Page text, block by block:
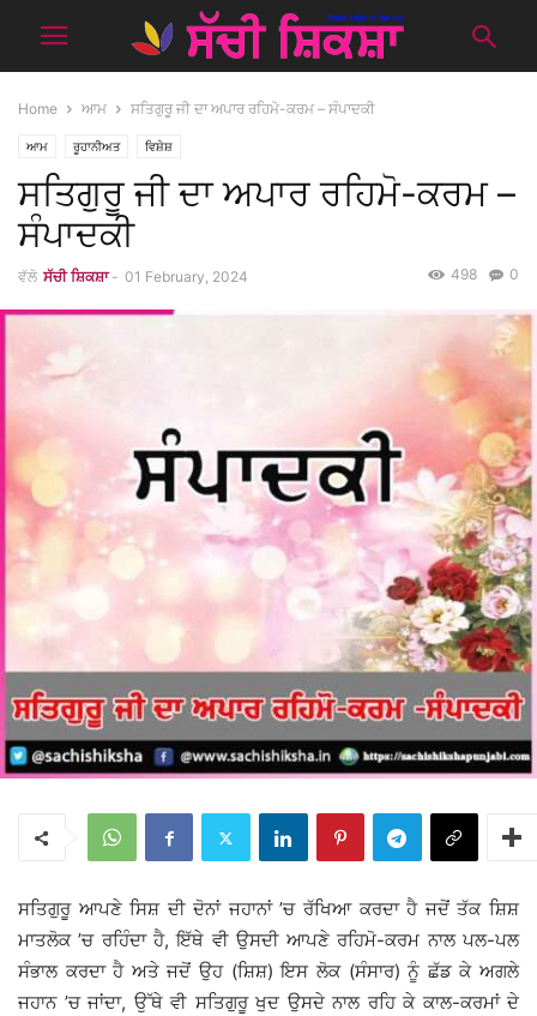
Home ਆਮ ਸਤਿਗੁਰੂ ਜੀ ਦਾ ਅਪਾਰ ਰਹਿਮੋ-ਕਰਮ – ਸੰਪਾਦਕੀ
ਆਮ ਰੂਹਾਨੀਅਤ ਵਿਸ਼ੇਸ਼
ਸਤਿਗੁਰੂ ਜੀ ਦਾ ਅਪਾਰ ਰਹਿਮੋ-ਕਰਮ –
ਸੰਪਾਦਕੀ
ਵੱਲੋ ਸੱਚੀ ਸ਼ਿਕਸ਼ਾ - 01 February, 2024 0
498
ਸਤਿਗੁਰੂ ਆਪਣੇ ਸਿਸ਼ ਦੀ ਦੋਨਾਂ ਜਹਾਨਾਂ ’ਚ ਰੱਖਿਆ ਕਰਦਾ ਹੈ ਜਦੋਂ ਤੱਕ ਸ਼ਿਸ਼
ਮਾਤਲੋਕ ’ਚ ਰਹਿੰਦਾ ਹੈ, ਇੱਥੇ ਵੀ ਉਸਦੀ ਆਪਣੇ ਰਹਿਮੋ-ਕਰਮ ਨਾਲ ਪਲ-ਪਲ
ਸੰਭਾਲ ਕਰਦਾ ਹੈ ਅਤੇ ਜਦੋਂ ਉਹ (ਸ਼ਿਸ਼) ਇਸ ਲੋਕ (ਸੰਸਾਰ) ਨੂੰ ਛੱਡ ਕੇ ਅਗਲੇ
ਜਹਾਨ ’ਚ ਜਾਂਦਾ, ਉੱਥੇ ਵੀ ਸਤਿਗੁਰੂ ਖੁਦ ਉਸਦੇ ਨਾਲ ਰਹਿ ਕੇ ਕਾਲ-ਕਰਮਾਂ ਦੇ